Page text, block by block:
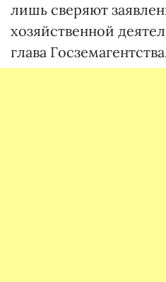
лишь сверяют
хозяйственной
глава